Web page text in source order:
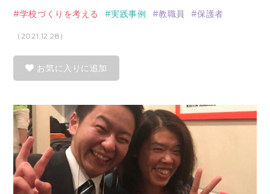
学校づくりを考える 実践事例 教職員 保護者
（2021.12.28）
お気に入りに追加